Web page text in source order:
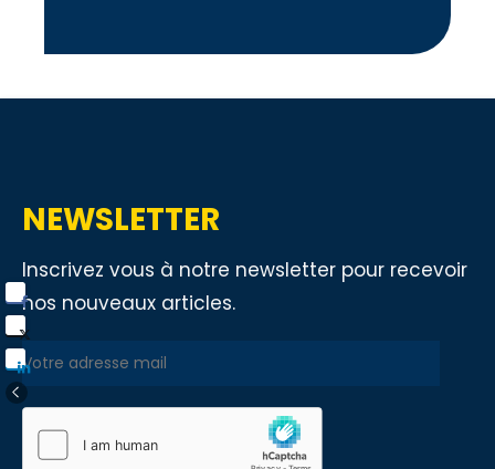
NEWSLETTER
Inscrivez vous à notre newsletter pour recevoir
nos nouveaux articles.